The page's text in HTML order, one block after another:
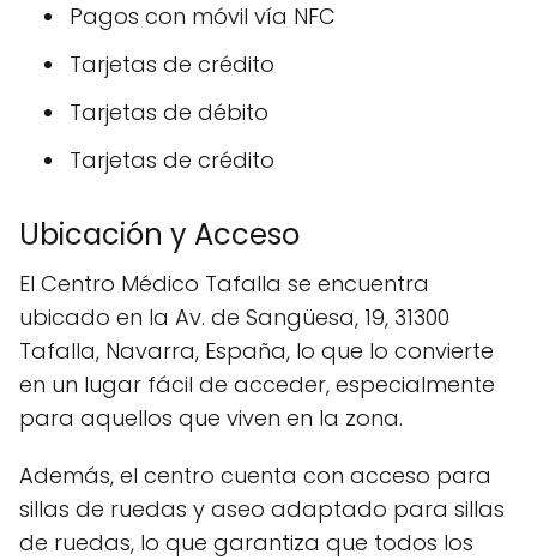
Pagos con móvil vía NFC
Tarjetas de crédito
Tarjetas de débito
Tarjetas de crédito
Ubicación y Acceso
El Centro Médico Tafalla se encuentra
ubicado en la Av. de Sangüesa, 19, 31300
Tafalla, Navarra, España, lo que lo convierte
en un lugar fácil de acceder, especialmente
para aquellos que viven en la zona.
Además, el centro cuenta con acceso para
sillas de ruedas y aseo adaptado para sillas
de ruedas, lo que garantiza que todos los